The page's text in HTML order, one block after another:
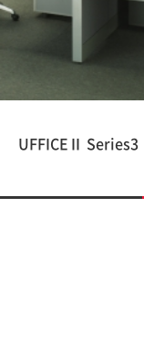
UFFICEⅡ Series3